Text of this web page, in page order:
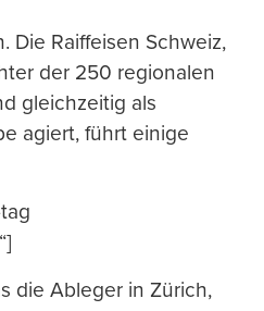
Die Raiffeisen Schweiz,
der 250 regionalen
gleichzeitig als
agiert, führt einige
die Ableger in Zürich,